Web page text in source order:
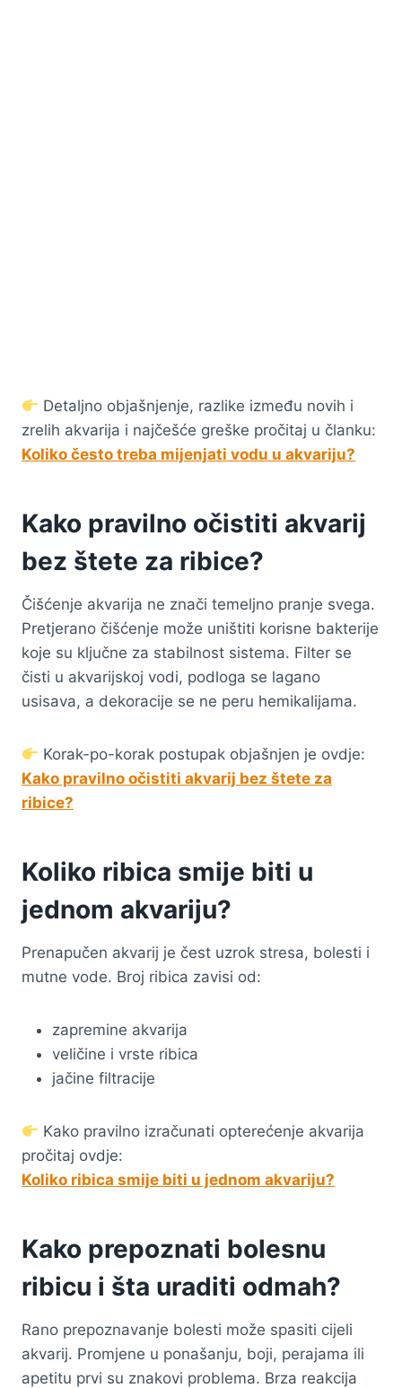
Detaljno objašnjenje, razlike između novih i
zrelih akvarija i najčešće greške pročitaj u članku:
Koliko često treba mijenjati vodu u akvariju?
Kako pravilno očistiti akvarij
bez štete za ribice?
Čišćenje akvarija ne znači temeljno pranje svega.
Pretjerano čišćenje može uništiti korisne bakterije
koje su ključne za stabilnost sistema. Filter se
čisti u akvarijskoj vodi, podloga se lagano
usisava, a dekoracije se ne peru hemikalijama.
Korak-po-korak postupak objašnjen je ovdje:
Kako pravilno očistiti akvarij bez štete za
ribice?
Koliko ribica smije biti u
jednom akvariju?
Prenapučen akvarij je čest uzrok stresa, bolesti i
mutne vode. Broj ribica zavisi od:
zapremine akvarija
veličine i vrste ribica
jačine filtracije
Kako pravilno izračunati opterećenje akvarija
pročitaj ovdje:
Koliko ribica smije biti u jednom akvariju?
Kako prepoznati bolesnu
ribicu i šta uraditi odmah?
Rano prepoznavanje bolesti može spasiti cijeli
akvarij. Promjene u ponašanju, boji, perajama ili
apetitu prvi su znakovi problema. Brza reakcija